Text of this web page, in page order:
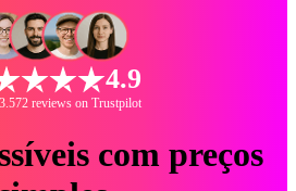
4.9
reviews on Trustpilot
com preços